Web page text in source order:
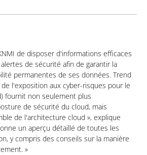
de disposer d'informations efficaces
de sécurité afin de garantir la
permanentes de ses données. Trend
l'exposition aux cyber-risques pour le
fournit non seulement plus
de sécurité du cloud, mais
de l'architecture cloud », explique
un aperçu détaillé de toutes les
y compris des conseils sur la manière
»